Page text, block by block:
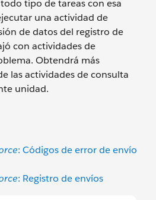
tipo de tareas con esa
una actividad de
de datos del registro de
con actividades de
Obtendrá más
las actividades de consulta
unidad.
: Códigos de error de envío
: Registro de envíos